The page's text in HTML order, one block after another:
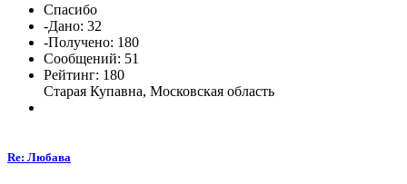
Спасибо
-Дано: 32
-Получено: 180
Сообщений: 51
Рейтинг: 180
Старая Купавна, Московская область
Re: Любава